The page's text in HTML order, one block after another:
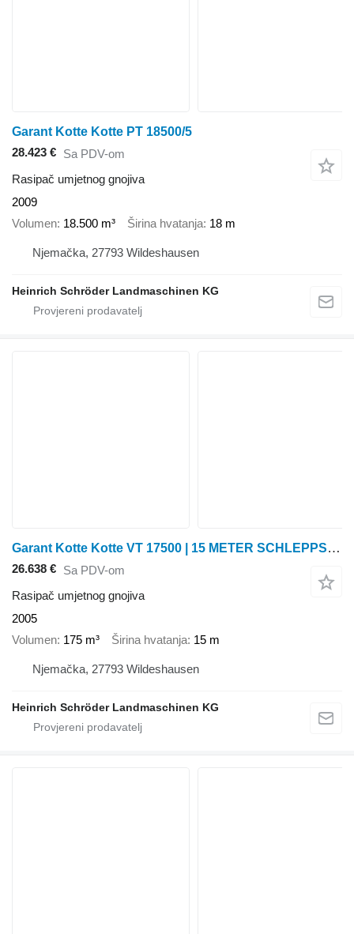
Garant Kotte Kotte PT 18500/5
28.423 € Sa PDV-om
Rasipač umjetnog gnojiva
2009
Volumen 18.500 m³ Širina hvatanja 18 m
Njemačka, 27793 Wildeshausen
Heinrich Schröder Landmaschinen KG
Garant Kotte Kotte VT 17500 | 15 METER SCHLEPPSCHLAUCH
26.638 € Sa PDV-om
Rasipač umjetnog gnojiva
2005
Volumen 175 m³ Širina hvatanja 15 m
Njemačka, 27793 Wildeshausen
Heinrich Schröder Landmaschinen KG